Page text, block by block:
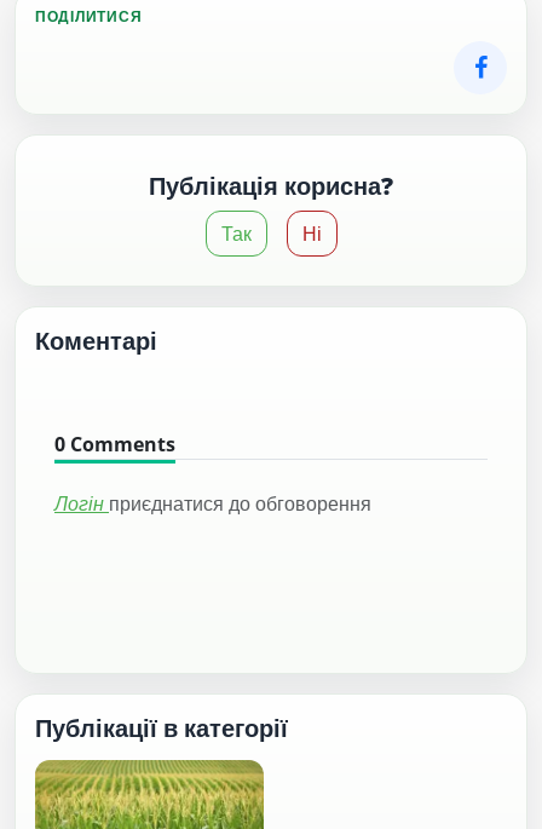
ПОДІЛИТИСЯ
Публікація корисна?
Так Ні
Коментарі
0 Comments
Логін приєднатися до обговорення
Публікації в категорії